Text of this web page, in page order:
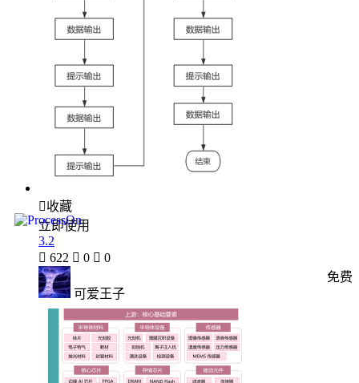
收藏
立即使用
3.2
 622  0  0
可爱王子
免费